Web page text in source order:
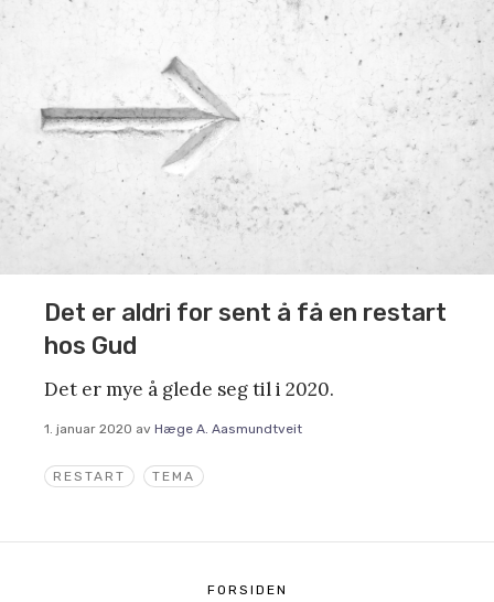
RESTART TEMA
Det er aldri for sent å få en restart
hos Gud
Det er mye å glede seg til i 2020.
1. januar 2020 av Hæge A. Aasmundtveit
FORSIDEN